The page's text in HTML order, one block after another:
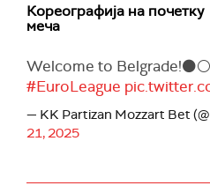
Кореографија на почетку
меча
Welcome to Belgrade!⚫️⚪️
#EuroLeague
— KK Partizan Mozzart Bet
21, 2025